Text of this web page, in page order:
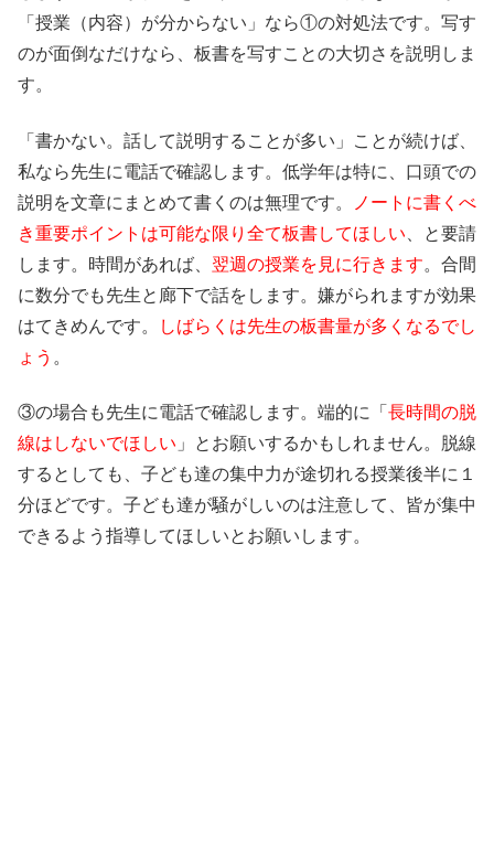
「授業（内容）が分からない」なら①の対処法です。写す
のが面倒なだけなら、板書を写すことの大切さを説明しま
す。
「書かない。話して説明することが多い」ことが続けば、
私なら先生に電話で確認します。低学年は特に、口頭での
説明を文章にまとめて書くのは無理です。
ノートに書くべ
き重要ポイントは可能な限り全て板書してほしい 、と要請
します。時間があれば、 翌週の授業を見に行きます。合間
に数分でも先生と廊下で話をします。嫌がられますが効果
はてきめんです。
しばらくは先生の板書量が多くなるでし
ょう 。
③の場合も先生に電話で確認します。端的に「 長時間の脱
線はしないでほしい 」とお願いするかもしれません。脱線
するとしても、子ども達の集中力が途切れる授業後半に１
分ほどです。子ども達が騒がしいのは注意して、皆が集中
できるよう指導してほしいとお願いします。